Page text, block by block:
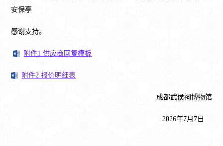
安保亭
感谢支持。
附件1 供应商回复模板
附件2 报价明细表
成都武侯祠博物馆
2026年7月7日